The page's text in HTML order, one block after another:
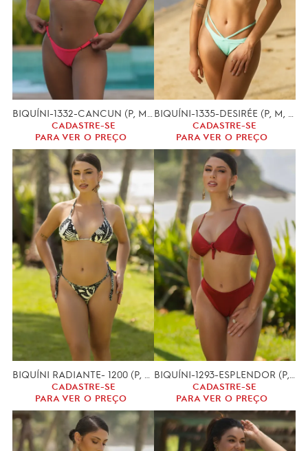
CADASTRE-SE
PARA VER O PREÇO
CADASTRE-SE
PARA VER O PREÇO
CADASTRE-SE
PARA VER O PREÇO
CADASTRE-SE
PARA VER O PREÇO